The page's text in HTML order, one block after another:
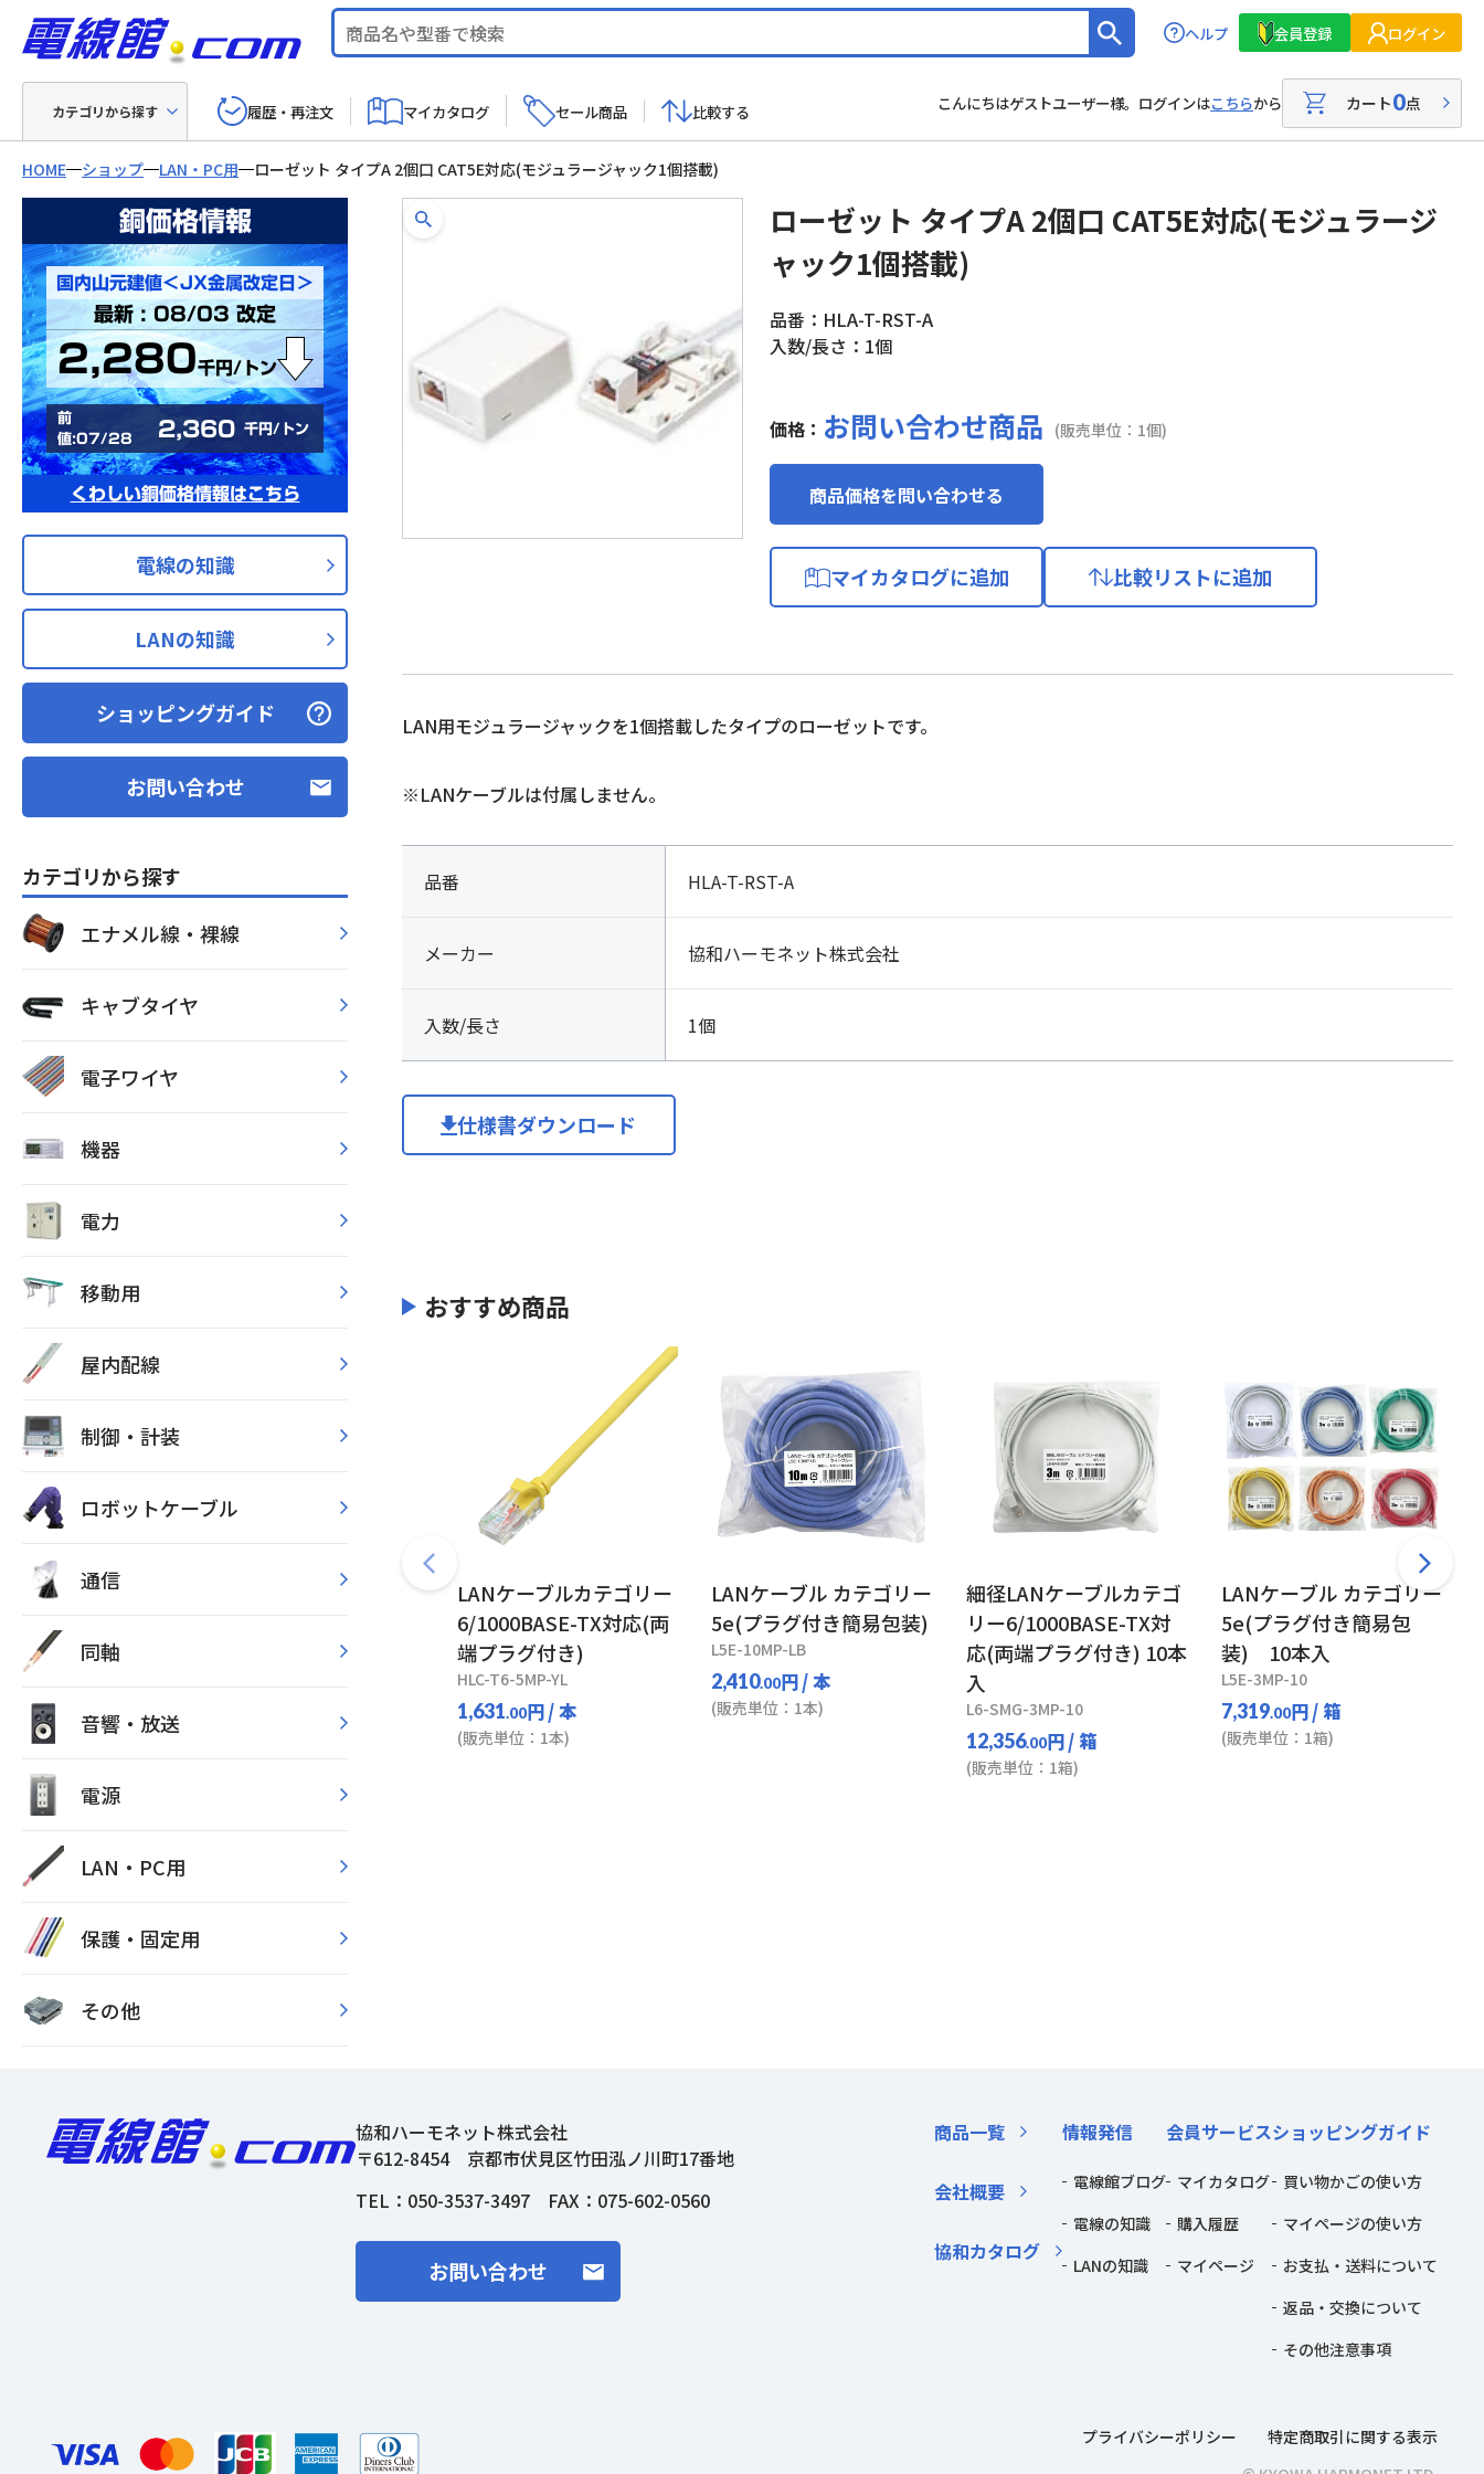
ヘルプ 会員登録 ログイン
カテゴリから探す 履歴・再注文 マイカタログ セール商品 比較する こんにちはゲストユーザー様。ログインはこちらから カート0点
HOME ショップ LAN・PC用 ローゼット タイプA 2個口 CAT5E対応(モジュラージャック1個搭載)
銅価格情報
国内山元建値＜JX金属改定日＞
最新 : 08/03 改定
2,280千円/トン
前
値:07/28
2,360 千円/トン
くわしい銅価格情報はこちら
電線の知識
LANの知識
ショッピングガイド
お問い合わせ
カテゴリから探す
エナメル線・裸線
キャブタイヤ
電子ワイヤ
機器
電力
移動用
屋内配線
制御・計装
ロボットケーブル
通信
同軸
音響・放送
電源
LAN・PC用
保護・固定用
その他
ローゼット タイプA 2個口 CAT5E対応(モジュラージ
ャック1個搭載)
品番：HLA-T-RST-A
入数/長さ：1個
価格： お問い合わせ商品 (販売単位：1個)
商品価格を問い合わせる
マイカタログに追加 比較リストに追加
LAN用モジュラージャックを1個搭載したタイプのローゼットです。
※LANケーブルは付属しません。
品番 HLA-T-RST-A
メーカー 協和ハーモネット株式会社
入数/長さ 1個
仕様書ダウンロード
おすすめ商品
LANケーブルカテゴリー
6/1000BASE-TX対応(両
端プラグ付き)
HLC-T6-5MP-YL
1,631.00円/ 本
(販売単位：1本)
LANケーブル カテゴリー
5e(プラグ付き簡易包装)
L5E-10MP-LB
2,410.00円/ 本
(販売単位：1本)
細径LANケーブルカテゴ
リー6/1000BASE-TX対
応(両端プラグ付き) 10本
入
L6-SMG-3MP-10
12,356.00円/ 箱
(販売単位：1箱)
LANケーブル カテゴリー
5e(プラグ付き簡易包
装) 10本入
L5E-3MP-10
7,319.00円/ 箱
(販売単位：1箱)
協和ハーモネット株式会社
〒612-8454 京都市伏見区竹田泓ノ川町17番地
TEL： 050-3537-3497 FAX：075-602-0560
お問い合わせ
商品一覧
会社概要
協和カタログ
情報発信
電線館ブログ
電線の知識
LANの知識
会員サービス
マイカタログ
購入履歴
マイページ
ショッピングガイド
買い物かごの使い方
マイページの使い方
お支払・送料について
返品・交換について
その他注意事項
プライバシーポリシー
特定商取引に関する表示